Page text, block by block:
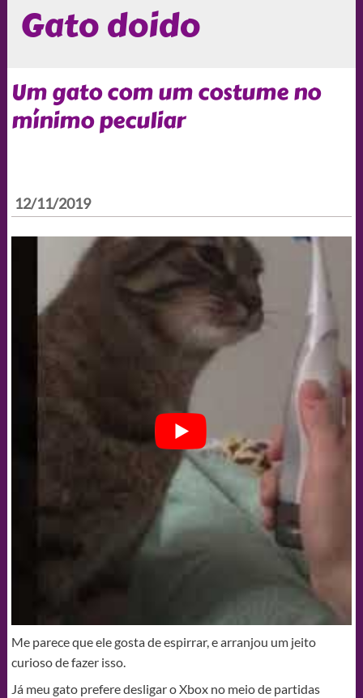
Gato doido
Um gato com um costume no
mínimo peculiar
12/11/2019
Me parece que ele gosta de espirrar, e arranjou um jeito
curioso de fazer isso.
Já meu gato prefere desligar o Xbox no meio de partidas